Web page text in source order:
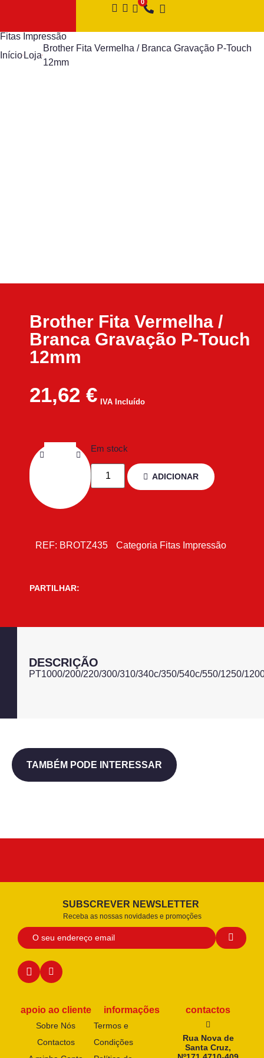
Fitas Impressão
Início Loja
Brother Fita Vermelha / Branca Gravação P-Touch
12mm
Brother Fita Vermelha /
Branca Gravação P-Touch
12mm
21,62 € IVA Incluído
Em stock
ADICIONAR
REF: BROTZ435 Categoria Fitas Impressão
PARTILHAR:
DESCRIÇÃO
PT1000/200/220/300/310/340c/350/540c/550/1250/
TAMBÉM PODE INTERESSAR
SUBSCREVER NEWSLETTER
Receba as nossas novidades e promoções
apoio ao cliente
Sobre Nós
Contactos
informações
Termos e
Condições
contactos
Rua Nova de
Santa Cruz,